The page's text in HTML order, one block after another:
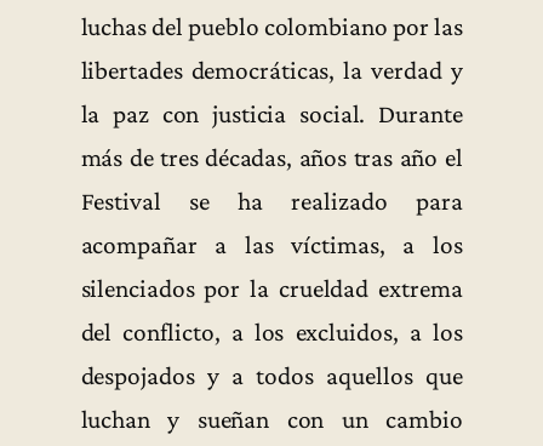
luchas del pueblo colombiano por las
libertades democráticas, la verdad y
la paz con justicia social. Durante
más de tres décadas, años tras año el
Festival se ha realizado para
acompañar a las víctimas, a los
silenciados por la crueldad extrema
del conflicto, a los excluidos, a los
despojados y a todos aquellos que
luchan y sueñan con un cambio